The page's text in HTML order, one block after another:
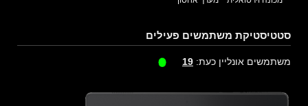
סטטיסטיקת משתמשים פעילים
משתמשים אונליין כעת: 19